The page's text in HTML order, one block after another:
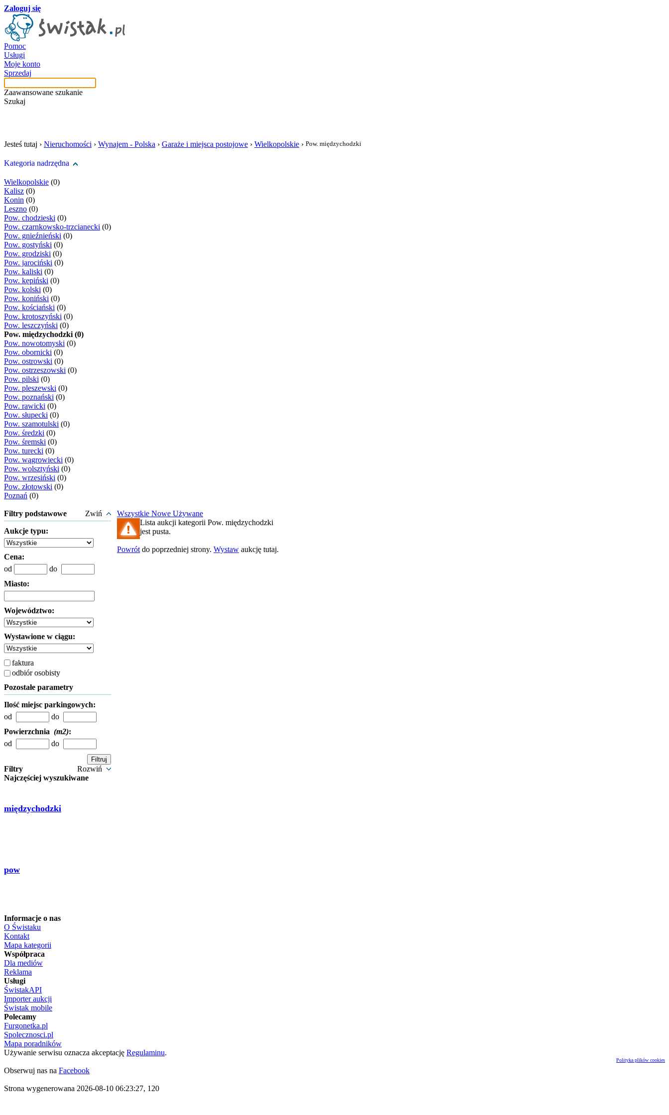
Zaloguj się
Pomoc
Usługi
Moje konto
Sprzedaj
Zaawansowane szukanie
Szukaj
Jesteś tutaj › Nieruchomości › Wynajem - Polska › Garaże i miejsca postojowe › Wielkopolskie › Pow. międzychodzki
Kategoria nadrzędna
Wielkopolskie (0)
Kalisz (0)
Konin (0)
Leszno (0)
Pow. chodzieski (0)
Pow. czarnkowsko-trzcianecki (0)
Pow. gnieźnieński (0)
Pow. gostyński (0)
Pow. grodziski (0)
Pow. jarociński (0)
Pow. kaliski (0)
Pow. kępiński (0)
Pow. kolski (0)
Pow. koniński (0)
Pow. kościański (0)
Pow. krotoszyński (0)
Pow. leszczyński (0)
Pow. międzychodzki (0)
Pow. nowotomyski (0)
Pow. obornicki (0)
Pow. ostrowski (0)
Pow. ostrzeszowski (0)
Pow. pilski (0)
Pow. pleszewski (0)
Pow. poznański (0)
Pow. rawicki (0)
Pow. słupecki (0)
Pow. szamotulski (0)
Pow. średzki (0)
Pow. śremski (0)
Pow. turecki (0)
Pow. wągrowiecki (0)
Pow. wolsztyński (0)
Pow. wrzesiński (0)
Pow. złotowski (0)
Poznań (0)
Filtry podstawowe Zwiń
Aukcje typu:
Cena:
od
do
Miasto:
Województwo:
Wystawione w ciągu:
faktura
odbiór osobisty
Pozostałe parametry
Ilość miejsc parkingowych:
od
do
Powierzchnia (m2):
od
do
Filtry
Rozwiń
Najczęściej wyszukiwane
międzychodzki
pow
Wszystkie Nowe Używane
Lista aukcji kategorii Pow. międzychodzki
jest pusta.
Powrót do poprzedniej strony. Wystaw aukcję tutaj.
Informacje o nas
O Świstaku
Kontakt
Mapa kategorii
Współpraca
Dla mediów
Reklama
Usługi
ŚwistakAPI
Importer aukcji
Świstak mobile
Polecamy
Furgonetka.pl
Spolecznosci.pl
Mapa poradników
Używanie serwisu oznacza akceptację Regulaminu.
Polityka plików cookies
Obserwuj nas na Facebook
Strona wygenerowana 2026-08-10 06:23:27, 120